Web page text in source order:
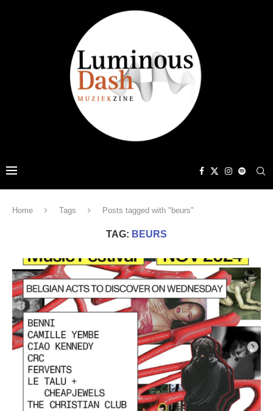
Home Tags Posts tagged with "beurs"
TAG: BEURS